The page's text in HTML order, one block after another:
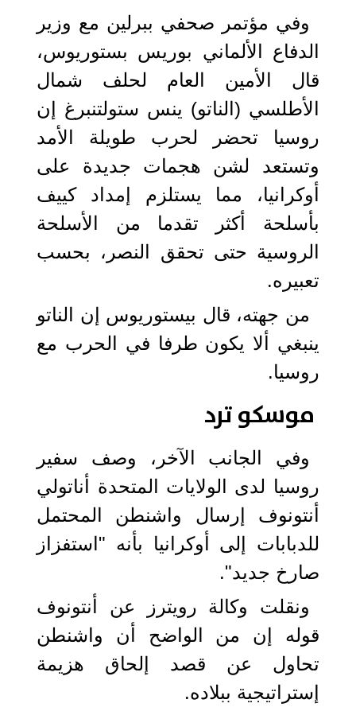
وفي مؤتمر صحفي ببرلين مع وزير
الدفاع الألماني بوريس بستوريوس،
قال الأمين العام لحلف شمال
الأطلسي (الناتو) ينس ستولتنبرغ إن
روسيا تحضر لحرب طويلة الأمد
وتستعد لشن هجمات جديدة على
أوكرانيا، مما يستلزم إمداد كييف
بأسلحة أكثر تقدما من الأسلحة
الروسية حتى تحقق النصر، بحسب
تعبيره.
من جهته، قال بيستوريوس إن الناتو
ينبغي ألا يكون طرفا في الحرب مع
روسيا.
موسكو ترد
وفي الجانب الآخر، وصف سفير
روسيا لدى الولايات المتحدة أناتولي
أنتونوف إرسال واشنطن المحتمل
للدبابات إلى أوكرانيا بأنه "استفزاز
صارخ جديد".
ونقلت وكالة رويترز عن أنتونوف
قوله إن من الواضح أن واشنطن
تحاول عن قصد إلحاق هزيمة
إستراتيجية ببلاده.